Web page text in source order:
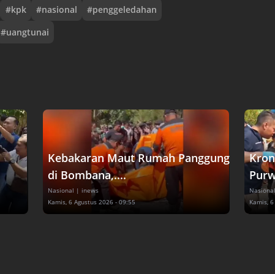
#kpk #nasional #penggeledahan
#uangtunai
Kebakaran Maut Rumah Panggung
di Bombana,....
Nasional | inews
Kamis, 6 Agustus 2026 - 09:55
Nasional
Kamis,